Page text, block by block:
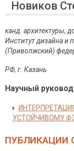
Новиков
канд. архитектуры,
Институт дизайна и
(Приволжский)
РФ, г. Казань
Научный
УСТОЙЧИВОМУ
ПУБЛИКАЦИИ